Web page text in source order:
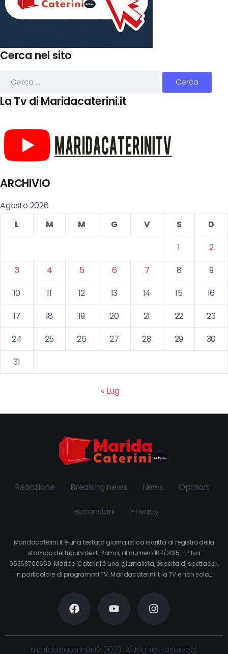
Cerca nel sito
La Tv di Maridacaterini.it
ARCHIVIO
Agosto 2026
L
M M G V S
D
1
2
3
4 5 6 7 8
9
10
11 12 13 14 15
16
17
18 19 20 21 22
23
24
25 26 27 28 29
30
31
« Lug
Redazione Breaking news News Opinioni
Recensioni Privacy
Maridacaterini.it è una testata giornalistica iscritta al registro della
stampa del tribunale di Roma, al numero 187/2015 – P.Iva
05263700659. Marida Caterini è una giornalista, esperta di spettacoli,
in particolare di programmi TV. Maridacaterini.it la TV e non solo…’
maridacaterini.it © 2023. All Rights Reserved.